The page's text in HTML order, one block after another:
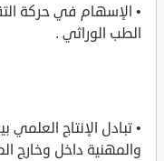
• الإسهام في حركة
الطب الوراثي .
• تبادل الإنتاج
والمهنية داخل وخارج